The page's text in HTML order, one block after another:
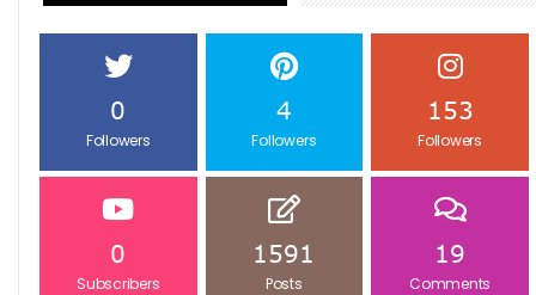
0
Followers
4
Followers
153
Followers
0
Subscribers
1591
Posts
19
Comments